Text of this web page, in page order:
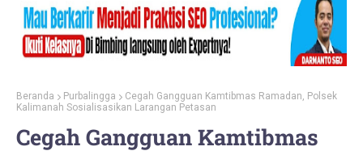
Beranda Purbalingga
Cegah Gangguan Kamtibmas Ramadan, Polsek
Kalimanah Sosialisasikan Larangan Petasan
Cegah Gangguan Kamtibmas